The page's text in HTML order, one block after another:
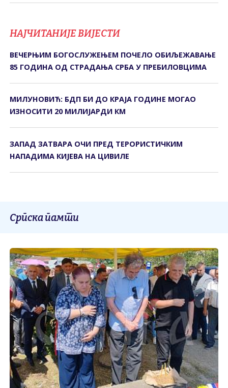
НАЈЧИТАНИЈЕ ВИЈЕСТИ
ВЕЧЕРЊИМ БОГОСЛУЖЕЊЕМ ПОЧЕЛО ОБИЉЕЖАВАЊЕ
85 ГОДИНА ОД СTРАДАЊА СРБА У ПРЕБИЛОВЦИМА
МИЛУНОВИЋ: БДП БИ ДО КРАЈА ГОДИНЕ МОГАО
ИЗНОСИТИ 20 МИЛИЈАРДИ КМ
ЗАПАД ЗАТВАРА ОЧИ ПРЕД ТЕРОРИСТИЧКИМ
НАПАДИМА КИЈЕВА НА ЦИВИЛЕ
Српска памти